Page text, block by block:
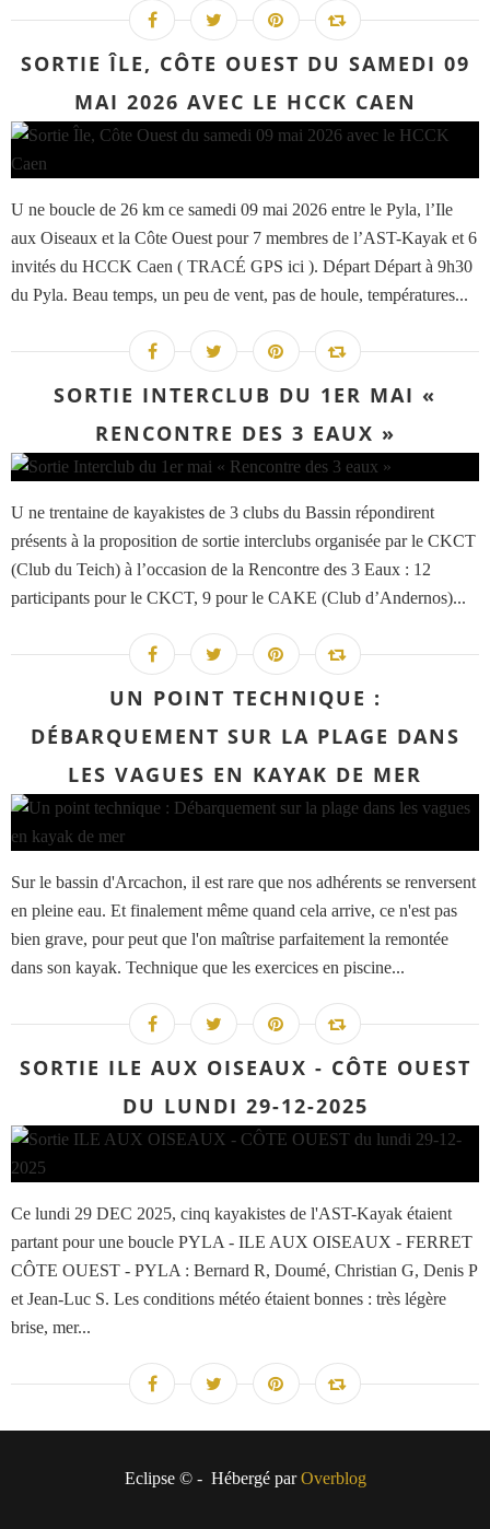
SORTIE ÎLE, CÔTE OUEST DU SAMEDI 09
MAI 2026 AVEC LE HCCK CAEN
U ne boucle de 26 km ce samedi 09 mai 2026 entre le Pyla, l’Ile
aux Oiseaux et la Côte Ouest pour 7 membres de l’AST-Kayak et 6
invités du HCCK Caen ( TRACÉ GPS ici ). Départ Départ à 9h30
du Pyla. Beau temps, un peu de vent, pas de houle, températures...
SORTIE INTERCLUB DU 1ER MAI «
RENCONTRE DES 3 EAUX »
U ne trentaine de kayakistes de 3 clubs du Bassin répondirent
présents à la proposition de sortie interclubs organisée par le CKCT
(Club du Teich) à l’occasion de la Rencontre des 3 Eaux : 12
participants pour le CKCT, 9 pour le CAKE (Club d’Andernos)...
UN POINT TECHNIQUE :
DÉBARQUEMENT SUR LA PLAGE DANS
LES VAGUES EN KAYAK DE MER
Sur le bassin d'Arcachon, il est rare que nos adhérents se renversent
en pleine eau. Et finalement même quand cela arrive, ce n'est pas
bien grave, pour peut que l'on maîtrise parfaitement la remontée
dans son kayak. Technique que les exercices en piscine...
SORTIE ILE AUX OISEAUX - CÔTE OUEST
DU LUNDI 29-12-2025
Ce lundi 29 DEC 2025, cinq kayakistes de l'AST-Kayak étaient
partant pour une boucle PYLA - ILE AUX OISEAUX - FERRET
CÔTE OUEST - PYLA : Bernard R, Doumé, Christian G, Denis P
et Jean-Luc S. Les conditions météo étaient bonnes : très légère
brise, mer...
Eclipse © - Hébergé parOverblog